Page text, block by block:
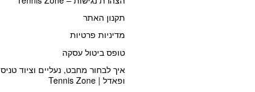
תקנון האתר
מדיניות פרטיות
טופס ביטול עסקה
איך לבחור מחבט, נעליים וציוד טניס
ופאדל | Tennis Zone